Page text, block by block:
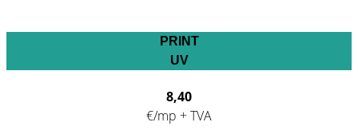
PRINT
UV
8,40
€/mp + TVA